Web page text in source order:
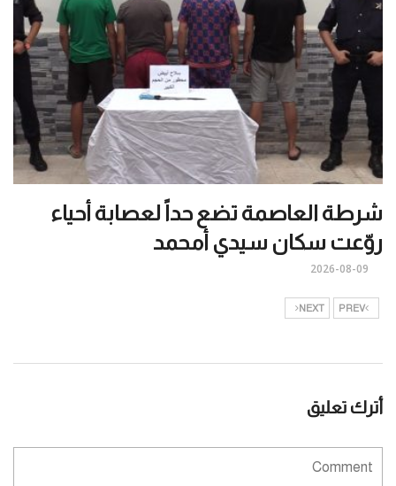
شرطة العاصمة تضع حداً لعصابة أحياء
روّعت سكان سيدي أمحمد
2026-08-09
PREV
NEXT
أترك تعليق